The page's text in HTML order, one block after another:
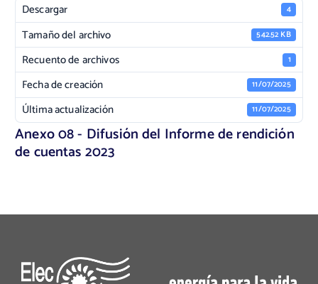
Descargar 4
Tamaño del archivo 542.52 KB
Recuento de archivos 1
Fecha de creación 11/07/2025
Última actualización 11/07/2025
Anexo 08 - Difusión del Informe de rendición
de cuentas 2023